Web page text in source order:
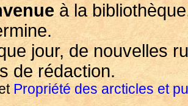
à la
jour, de nouvelles
de rédaction.
Propriété des arcticles et